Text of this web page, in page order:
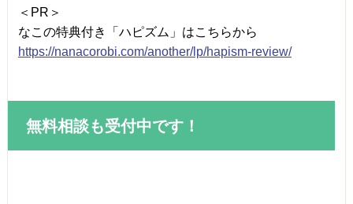
＜PR＞
なこの特典付き「ハピズム」はこちらから
https://nanacorobi.com/another/lp/hapism-review/
無料相談も受付中です！